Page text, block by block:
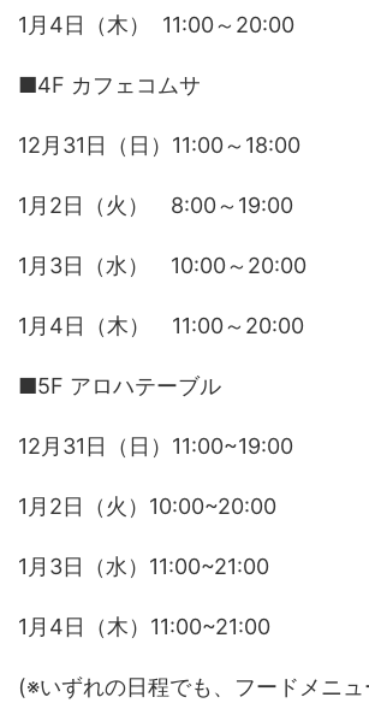
1月4日（木） 11:00～20:00
■4F カフェコムサ
12月31日（日）11:00～18:00
1月2日（火） 8:00～19:00
1月3日（水） 10:00～20:00
1月4日（木） 11:00～20:00
■5F アロハテーブル
12月31日（日）11:00~19:00
1月2日（火）10:00~20:00
1月3日（水）11:00~21:00
1月4日（木）11:00~21:00
(※いずれの日程でも、フードメニ